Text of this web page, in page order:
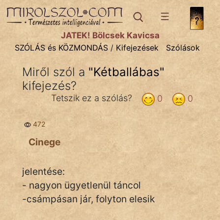
SZÓLÁS ÉS KÖZMONDÁStémák:
Bibliai
Közmondások
Szállóigék
Szóláscsoportok
Szólások
Tréfás
JÁTÉK! Bölcsek Kavicsa
SZÓLÁS és KÖZMONDÁS / Kifejezések Szólások
Miről szól a "Kétballábas"
kifejezés?
0
0
Tetszik ez a szólás?
472
Cinege
jelentése:
- nagyon ügyetlenül táncol
-csámpásan jár, folyton elesik